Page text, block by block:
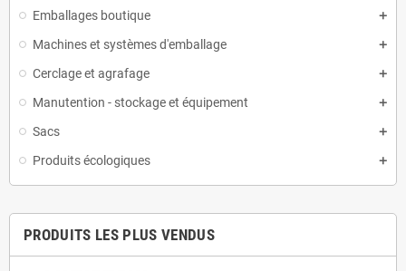
Emballages boutique
Machines et systèmes d'emballage
Cerclage et agrafage
Manutention - stockage et équipement
Sacs
Produits écologiques
PRODUITS LES PLUS VENDUS